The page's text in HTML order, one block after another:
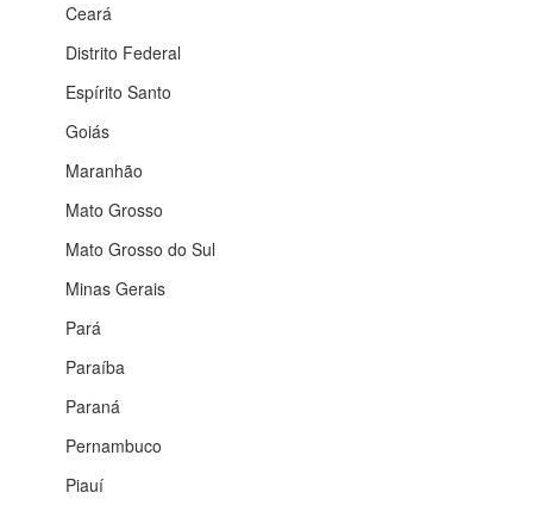
Ceará
Distrito Federal
Espírito Santo
Goiás
Maranhão
Mato Grosso
Mato Grosso do Sul
Minas Gerais
Pará
Paraíba
Paraná
Pernambuco
Piauí